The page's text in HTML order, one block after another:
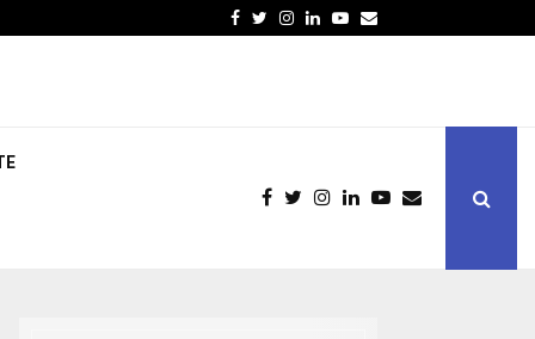
Facebook
Twitter
Instagram
LinkedinYoutube
Email